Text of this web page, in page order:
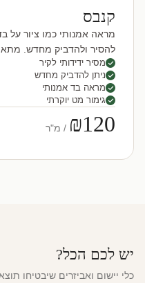
קנבס
מראה אמנותי כמו ציור על
להסיר ולהדביק מחדש.
מסיר ידידותי לקיר
ניתן להדביק מחדש
מראה בד אמנותי
גימור מט יוקרתי
₪120 / מ"ר
יש לכם הכל?
כלי יישום ואביזרים שיבטיחו